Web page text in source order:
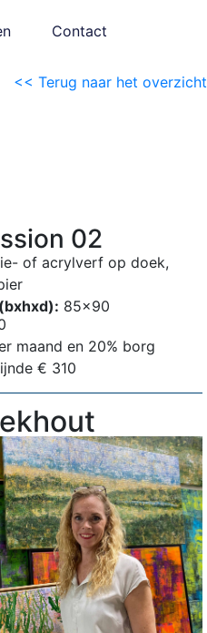
Contact
<< Terug naar het overzicht
02
of acrylverf op doek,
85×90
maand en 20% borg
€ 310